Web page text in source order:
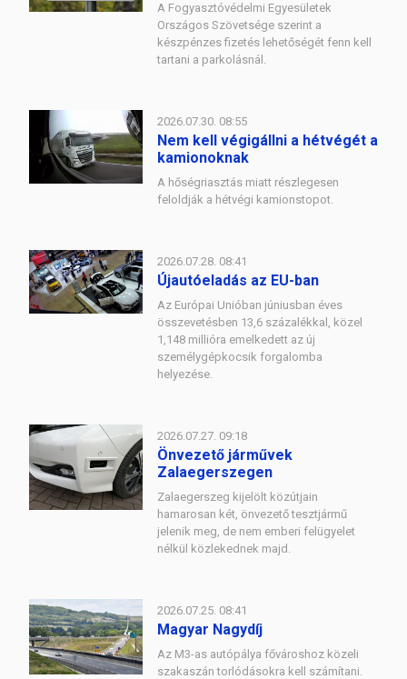
A Fogyasztóvédelmi Egyesületek
Országos Szövetsége szerint a
készpénzes fizetés lehetőségét fenn kell
tartani a parkolásnál.
2026.07.30. 08:55
Nem kell végigállni a hétvégét a
kamionoknak
A hőségriasztás miatt részlegesen
feloldják a hétvégi kamionstopot.
2026.07.28. 08:41
Újautóeladás az EU-ban
Az Európai Unióban júniusban éves
összevetésben 13,6 százalékkal, közel
1,148 millióra emelkedett az új
személygépkocsik forgalomba
helyezése.
2026.07.27. 09:18
Önvezető járművek
Zalaegerszegen
Zalaegerszeg kijelölt közútjain
hamarosan két, önvezető tesztjármű
jelenik meg, de nem emberi felügyelet
nélkül közlekednek majd.
2026.07.25. 08:41
Magyar Nagydíj
Az M3-as autópálya fővároshoz közeli
szakaszán torlódásokra kell számítani.